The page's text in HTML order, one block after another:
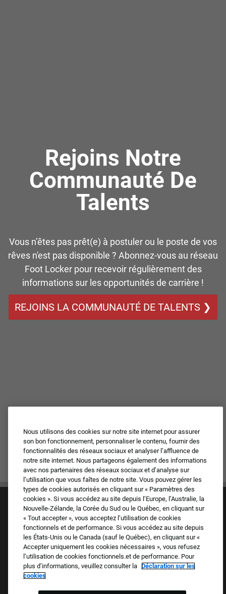
Rejoins Notre
Communauté De
Talents
Vous n’êtes pas prêt(e) à postuler ou le poste de vos
rêves n'est pas disponible ? Abonnez-vous au réseau
Foot Locker pour recevoir régulièrement des
informations sur les opportunités de carrière !
REJOINS LA COMMUNAUTÉ DE TALENTS ❯
Culture et valeurs
Nos marques
FAQ
Nous utilisons des cookies sur notre site internet pour assurer
son bon fonctionnement, personnaliser le contenu, fournir des
fonctionnalités des réseaux sociaux et analyser l’affluence de
notre site internet. Nous partageons également des informations
avec nos partenaires des réseaux sociaux et d’analyse sur
l’utilisation que vous faîtes de notre site. Vous pouvez gérer les
types de cookies autorisés en cliquant sur « Paramètres des
cookies ». Si vous accédez au site depuis l’Europe, l’Australie, la
Nouvelle-Zélande, la Corée du Sud ou le Québec, en cliquant sur
« Tout accepter », vous acceptez l’utilisation de cookies
fonctionnels et de performance. Si vous accédez au site depuis
les États-Unis ou le Canada (sauf le Québec), en cliquant sur «
Accepter uniquement les cookies nécessaires », vous refusez
l’utilisation de cookies fonctionnels.et de performance. Pour
plus d’informations, veuillez consulter la Déclaration sur les
cookies